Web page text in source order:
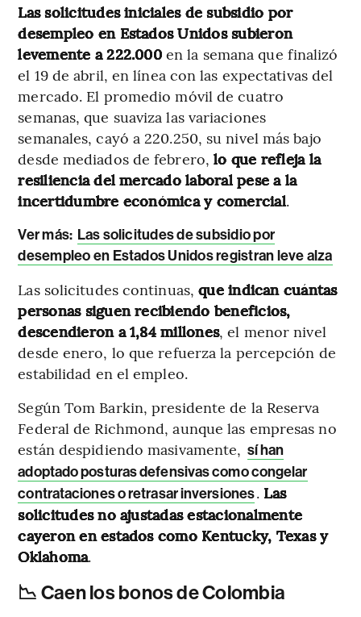
Las solicitudes iniciales de subsidio por
desempleo en Estados Unidos subieron
levemente a 222.000en la semana que finalizó
el 19 de abril, en línea con las expectativas del
mercado. El promedio móvil de cuatro
semanas, que suaviza las variaciones
semanales, cayó a 220.250, su nivel más bajo
desde mediados de febrero,lo que refleja la
resiliencia del mercado laboral pese a la
incertidumbre económica y comercial.
Ver más: Las solicitudes de subsidio por
desempleo en Estados Unidos registran leve alza
Las solicitudes continuas,que indican cuántas
personas siguen recibiendo beneficios,
descendieron a 1,84 millones, el menor nivel
desde enero, lo que refuerza la percepción de
estabilidad en el empleo.
Según Tom Barkin, presidente de la Reserva
Federal de Richmond, aunque las empresas no
están despidiendo masivamente, sí han
adoptado posturas defensivas como congelar
contrataciones o retrasar inversiones. Las
solicitudes no ajustadas estacionalmente
cayeron en estados como Kentucky, Texas y
Oklahoma.
📉 Caen los bonos de Colombia